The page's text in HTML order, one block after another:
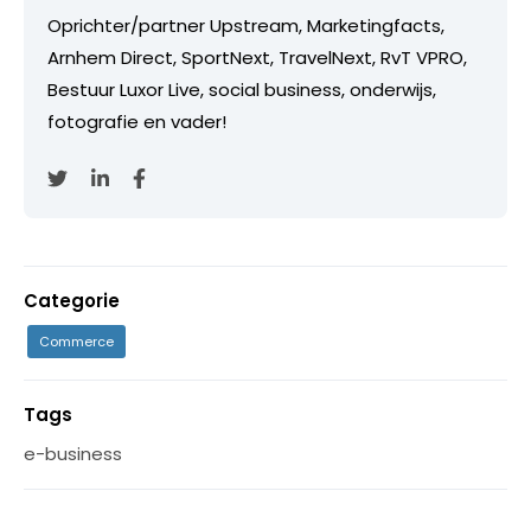
Oprichter/partner Upstream, Marketingfacts,
Arnhem Direct, SportNext, TravelNext, RvT VPRO,
Bestuur Luxor Live, social business, onderwijs,
fotografie en vader!
Categorie
Commerce
Tags
e-business